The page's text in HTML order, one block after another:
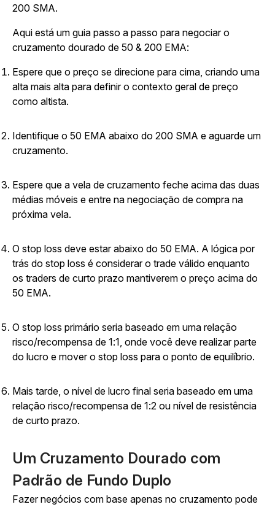
200 SMA.
Aqui está um guia passo a passo para negociar o
cruzamento dourado de 50 & 200 EMA:
Espere que o preço se direcione para cima, criando uma
alta mais alta para definir o contexto geral de preço
como altista.
Identifique o 50 EMA abaixo do 200 SMA e aguarde um
cruzamento.
Espere que a vela de cruzamento feche acima das duas
médias móveis e entre na negociação de compra na
próxima vela.
O stop loss deve estar abaixo do 50 EMA. A lógica por
trás do stop loss é considerar o trade válido enquanto
os traders de curto prazo mantiverem o preço acima do
50 EMA.
O stop loss primário seria baseado em uma relação
risco/recompensa de 1:1, onde você deve realizar parte
do lucro e mover o stop loss para o ponto de equilíbrio.
Mais tarde, o nível de lucro final seria baseado em uma
relação risco/recompensa de 1:2 ou nível de resistência
de curto prazo.
Um Cruzamento Dourado com
Padrão de Fundo Duplo
Fazer negócios com base apenas no cruzamento pode